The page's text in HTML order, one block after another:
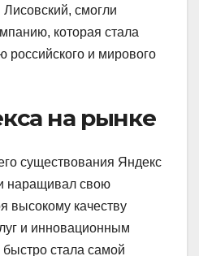
смогли
которая стала
российского и мирового
на рынке
существования Яндекс
наращивал свою
высокому качеству
и инновационным
стала самой